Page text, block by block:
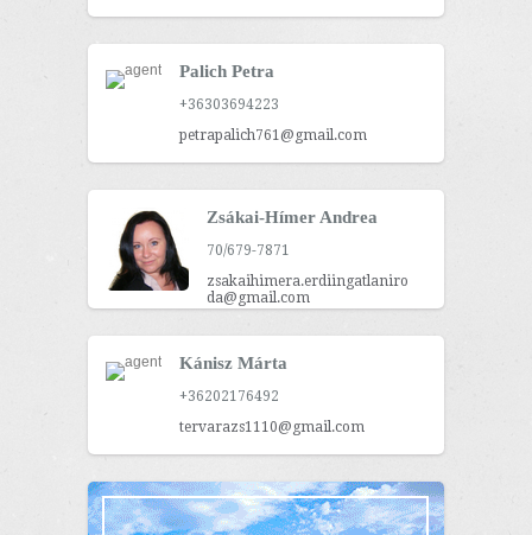
Palich Petra
+36303694223
petrapalich761@gmail.com
Zsákai-Hímer Andrea
70/679-7871
zsakaihimera.erdiingatlaniro
da@gmail.com
Kánisz Márta
+36202176492
tervarazs1110@gmail.com